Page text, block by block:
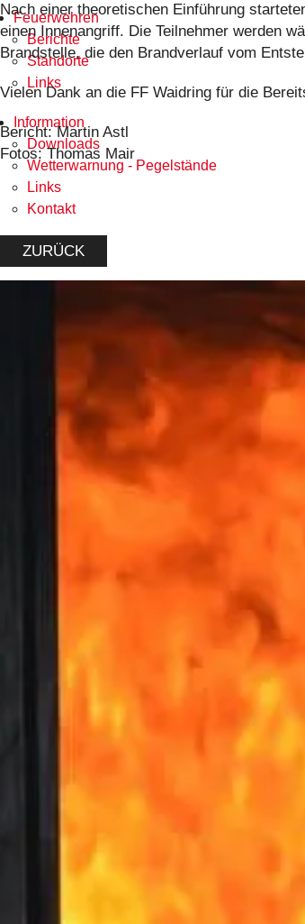
Feuerwehren
Berichte
Standorte
Links
Information
Downloads
Wetterwarnung - Pegelstände
Links
Kontakt
Nach einer theoretischen Einführung
einen Innenangriff. Die Teilnehmer werden
Brandstelle, die den Brandverlauf vom
Vielen Dank an die FF Waidring für die
Bericht: Martin Astl
Fotos: Thomas Mair
ZURÜCK